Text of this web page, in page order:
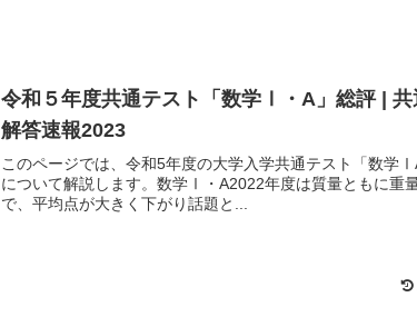
令和５年度共通テスト「数学Ⅰ・A」総評 | 共
解答速報2023
このページでは、令和5年度の大学入学共通テスト「数学
について解説します。数学Ⅰ・A2022年度は質量ともに重
で、平均点が大きく下がり話題と...